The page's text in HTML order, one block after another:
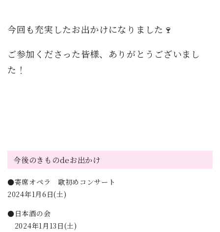
今回も充実したお出かけになりました🍷
ご参加くださった皆様、ありがとうございまし
た！
今後のきものdeお出かけ
●寄席オペラ 歌初めコンサート
2024年1月6日(土)
●日本酒の会
2024年1月13日(土)